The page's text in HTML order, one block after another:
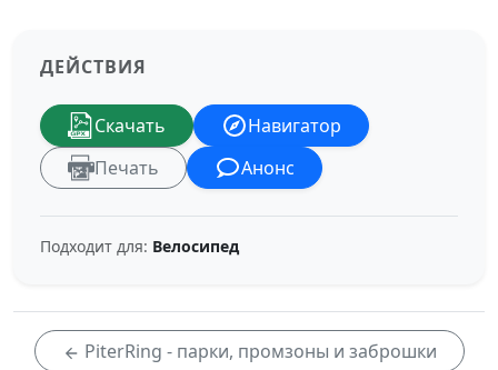
ДЕЙСТВИЯ
Скачать
Навигатор
Печать
Анонс
Подходит для: Велосипед
PiterRing - парки, промзоны и заброшки